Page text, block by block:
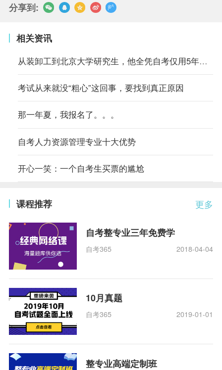
分享到:
相关资讯
从装卸工到北京大学研究生，他全凭自考仅用5年时间
考试从来就没“粗心”这回事，要找到真正原因
那一年夏，我报名了。。。
自考人力资源管理专业十大优势
开心一笑：一个自考生买票的尴尬
更多
课程推荐
自考整专业三年免费学
自考365 2018-04-04
10月真题
自考365 2019-01-01
整专业高端定制班